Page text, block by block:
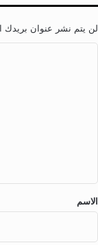
لن يتم نشر عنوان بريدك
*
الاسم